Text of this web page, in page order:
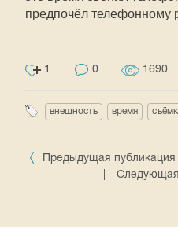
предпочёл телефонному
1 0 1690
внешность время
Предыдущая публикация
Следующая